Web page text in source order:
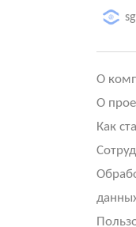
О
О
Как